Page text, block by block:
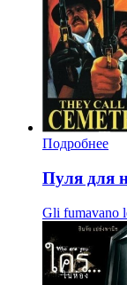
Подробнее
Пуля для
Gli fumavano